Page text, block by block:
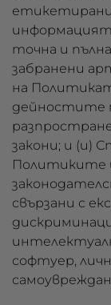
точна и
забранени
на
дейностите
закони; и (и)
Политиките
свързани с
софтуер,